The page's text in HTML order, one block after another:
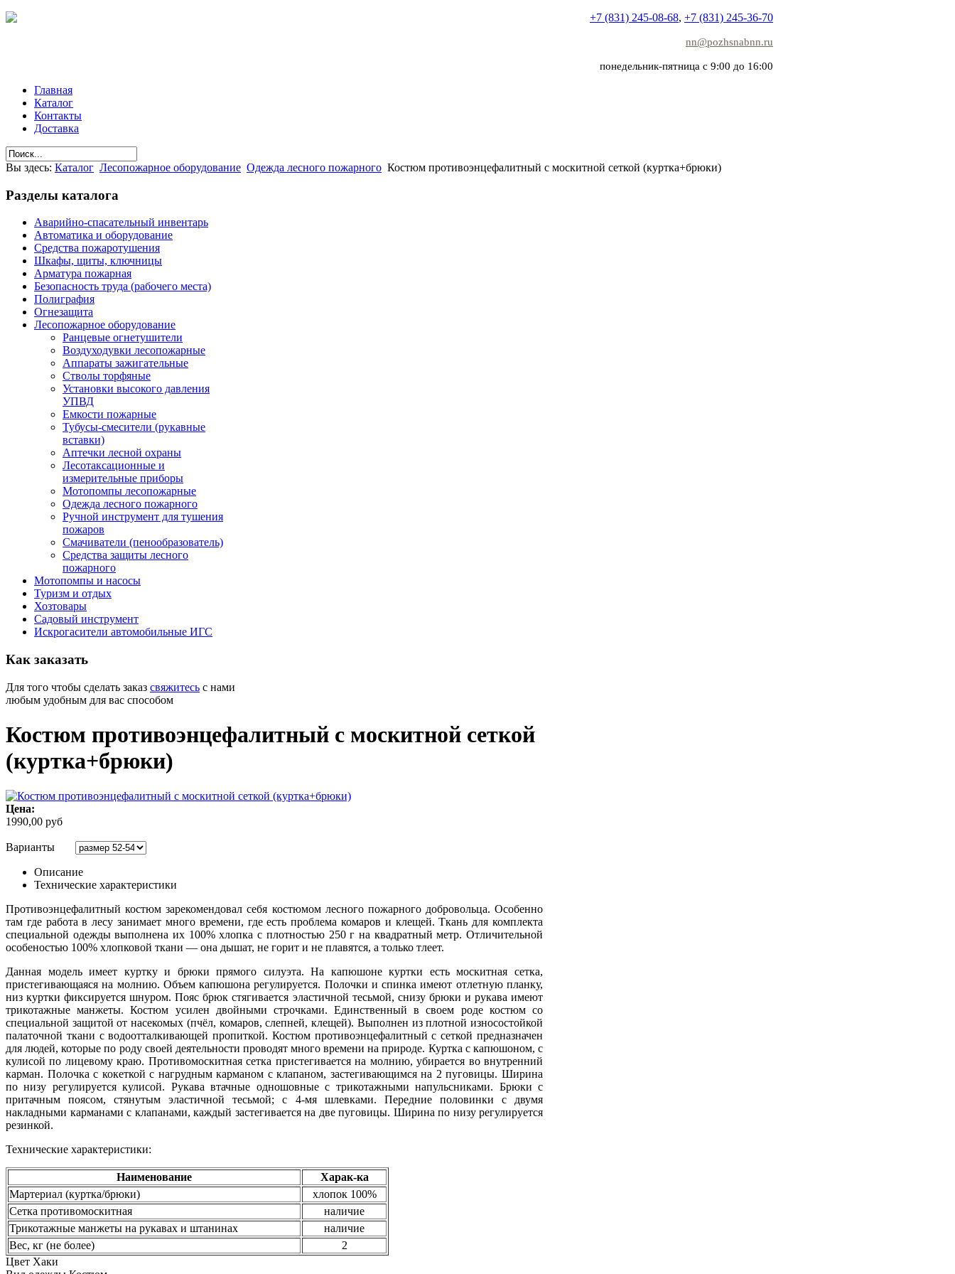
+7 (831) 245-08-68, +7 (831) 245-36-70
nn@pozhsnabnn.ru
понедельник-пятница с 9:00 до 16:00
Главная
Каталог
Контакты
Доставка
Вы здесь: Каталог Лесопожарное оборудование Одежда лесного пожарного Костюм противоэнцефалитный с москитной сеткой (куртка+брюки)
Разделы каталога
Аварийно-спасательный инвентарь
Автоматика и оборудование
Средства пожаротушения
Шкафы, щиты, ключницы
Арматура пожарная
Безопасность труда (рабочего места)
Полиграфия
Огнезащита
Лесопожарное оборудование
Ранцевые огнетушители
Воздуходувки лесопожарные
Аппараты зажигательные
Стволы торфяные
Установки высокого давления
УПВД
Емкости пожарные
Тубусы-смесители (рукавные
вставки)
Аптечки лесной охраны
Лесотаксационные и
измерительные приборы
Мотопомпы лесопожарные
Одежда лесного пожарного
Ручной инструмент для тушения
пожаров
Смачиватели (пенообразователь)
Средства защиты лесного
пожарного
Мотопомпы и насосы
Туризм и отдых
Хозтовары
Садовый инструмент
Искрогасители автомобильные ИГС
Как заказать
Для того чтобы сделать заказ свяжитесь с нами
любым удобным для вас способом
Костюм противоэнцефалитный с москитной сеткой
(куртка+брюки)
Цена:
1990,00 руб
Варианты
Описание
Технические характеристики
Противоэнцефалитный костюм зарекомендовал себя костюмом лесного пожарного добровольца. Особенно
там где работа в лесу занимает много времени, где есть проблема комаров и клещей. Ткань для комплекта
специальной одежды выполнена их 100% хлопка с плотностью 250 г на квадратный метр. Отличительной
особеностью 100% хлопковой ткани — она дышат, не горит и не плавятся, а только тлеет.
Данная модель имеет куртку и брюки прямого силуэта. На капюшоне куртки есть москитная сетка,
пристегивающаяся на молнию. Объем капюшона регулируется. Полочки и спинка имеют отлетную планку,
низ куртки фиксируется шнуром. Пояс брюк стягивается эластичной тесьмой, снизу брюки и рукава имеют
трикотажные манжеты. Костюм усилен двойными строчками.Единственный в своем роде костюм со
специальной защитой от насекомых (пчёл, комаров, слепней, клещей). Выполнен из плотной износостойкой
палаточной ткани с водоотталкивающей пропиткой. Костюм противоэнцефалитный с сеткой предназначен
для людей, которые по роду своей деятельности проводят много времени на природе. Куртка с капюшоном, с
кулисой по лицевому краю. Противомоскитная сетка пристегивается на молнию, убирается во внутренний
карман. Полочка с кокеткой с нагрудным карманом с клапаном, застегивающимся на 2 пуговицы. Ширина
по низу регулируется кулисой. Рукава втачные одношовные с трикотажными напульсниками. Брюки с
притачным поясом, стянутым эластичной тесьмой; с 4-мя шлевками. Передние половинки с двумя
накладными карманами с клапанами, каждый застегивается на две пуговицы. Ширина по низу регулируется
резинкой.
Технические характеристики:
Наименование
Харак-ка
Мартериал (куртка/брюки)
хлопок 100%
Сетка противомоскитная
наличие
Трикотажные манжеты на рукавах и штанинах
наличие
Вес, кг (не более)
2
Цвет Хаки